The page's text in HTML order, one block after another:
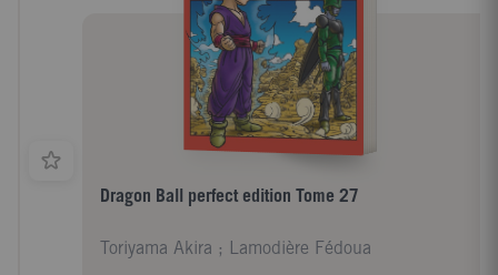
Dragon Ball perfect edition Tome 27
Toriyama Akira ; Lamodière Fédoua